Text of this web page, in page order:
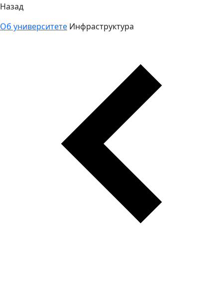
Назад
Об университете Инфраструктура